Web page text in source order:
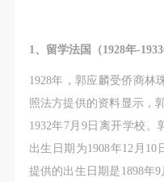
1、留学法国（1928年-1933
1928年，郭应麟受侨商林
照法方提供的资料显示，
1932年7月9日离开学校
出生日期为1908年12月
提供的出生日期是1898年